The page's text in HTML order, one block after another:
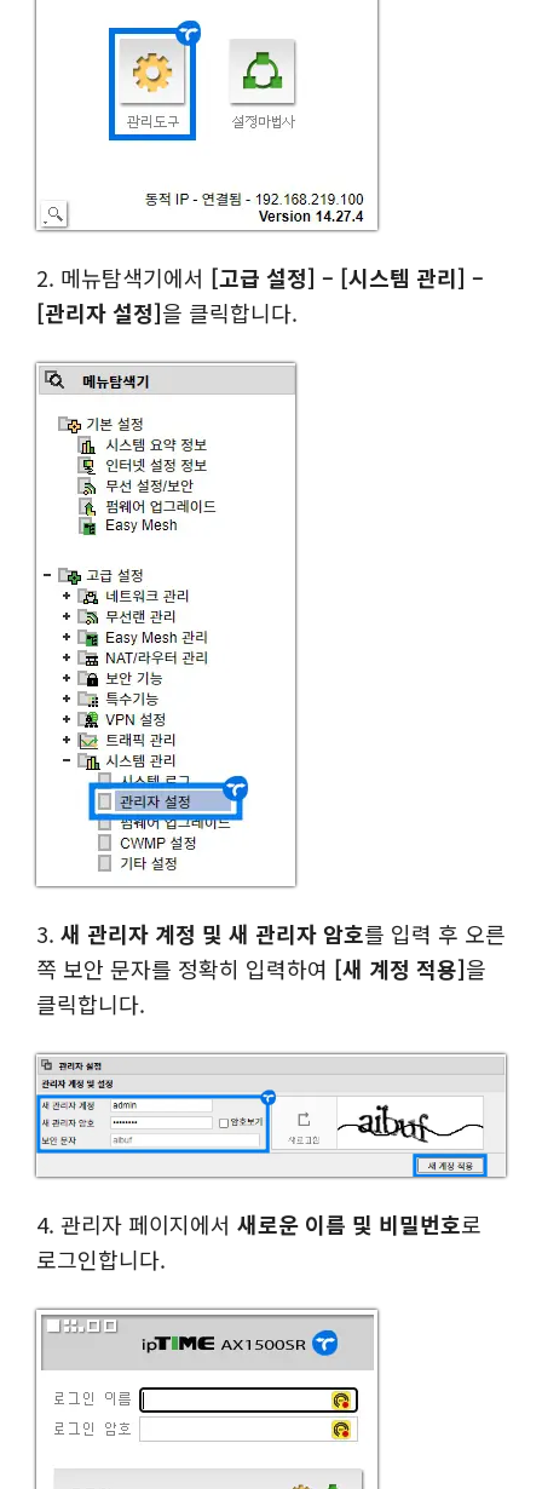
2. 메뉴탐색기에서 [고급 설정] – [시스템 관리] –
[관리자 설정]을 클릭합니다.
3. 새 관리자 계정 및 새 관리자 암호를 입력 후 오른
쪽 보안 문자를 정확히 입력하여 [새 계정 적용]을
클릭합니다.
4. 관리자 페이지에서 새로운 이름 및 비밀번호로
로그인합니다.